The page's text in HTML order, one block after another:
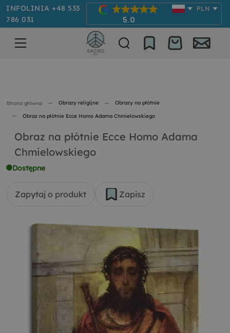
INFOLINIA +48 533
786 031
5.0
PLN
Strona główna Obrazy religijne Obrazy na płótnie
Obraz na płótnie Ecce Homo Adama Chmielowskiego
Obraz na płótnie Ecce Homo Adama
Chmielowskiego
Dostępne
Zapytaj o produkt Zapisz